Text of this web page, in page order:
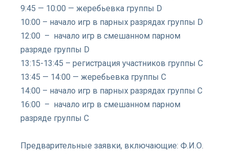
9:45 — 10:00 — жеребьевка группы D
10:00 – начало игр в парных разрядах группы D
12:00 – начало игр в смешанном парном
разряде группы D
13:15-13:45 – регистрация участников группы C
13:45 — 14:00 — жеребьевка группы C
14:00 – начало игр в парных разрядах группы C
16:00 – начало игр в смешанном парном
разряде группы C
Предварительные заявки, включающие: Ф.И.О.